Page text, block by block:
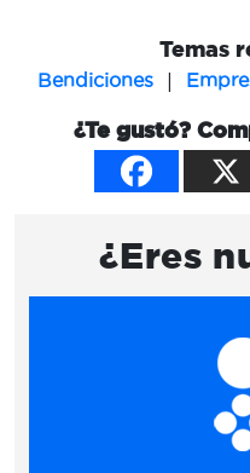
Temas
Bendiciones |
¿Te gustó?
¿Eres